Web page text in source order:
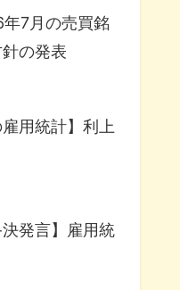
7月の売買銘
の発表
雇用統計】利上
決発言】雇用統